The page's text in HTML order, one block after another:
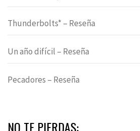
Thunderbolts* – Reseña
Un año difícil – Reseña
Pecadores – Reseña
NO TE PIERDAS: